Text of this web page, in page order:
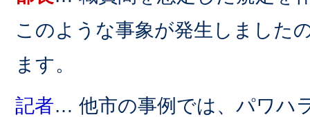
このような事象が発生しました
ます。
記者… 他市の事例では、パワハ